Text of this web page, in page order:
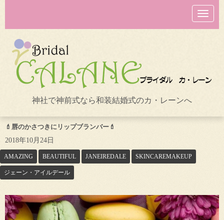
N
a
v
o
n
神社で神前式なら和装結婚式のカ・レーンへ
💄唇のかさつきにリップブランバー💄
2018年10月24日
AMAZING BEAUTIFUL JANEIREDALE SKINCAREMAKEUP
ジェーン・アイルデール